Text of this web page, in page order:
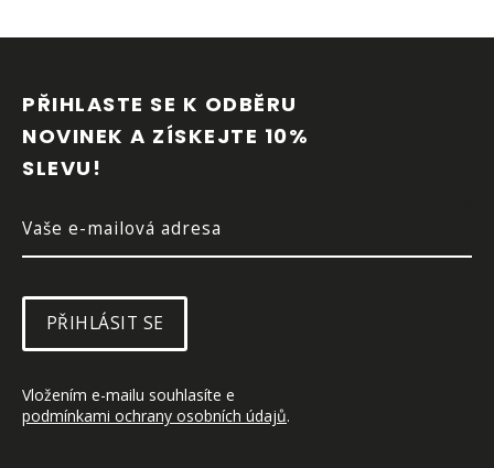
PŘIHLASTE SE K ODBĚRU
NOVINEK A ZÍSKEJTE 10%
SLEVU!
PŘIHLÁSIT SE
Vložením e-mailu souhlasíte e
podmínkami ochrany osobních údajů.